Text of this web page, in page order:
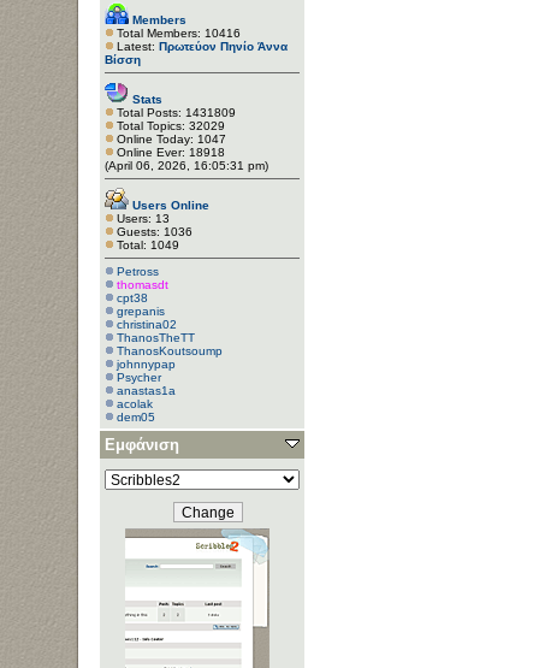
Members
Total Members: 10416
Latest: Πρωτεύον Πηνίο Άννα
Βίσση
Stats
Total Posts: 1431809
Total Topics: 32029
Online Today: 1047
Online Ever: 18918
(April 06, 2026, 16:05:31 pm)
Users Online
Users: 13
Guests: 1036
Total: 1049
Petross
thomasdt
cpt38
grepanis
christina02
ThanosTheTT
ThanosKoutsoump
johnnypap
Psycher
anastas1a
acolak
dem05
Εμφάνιση